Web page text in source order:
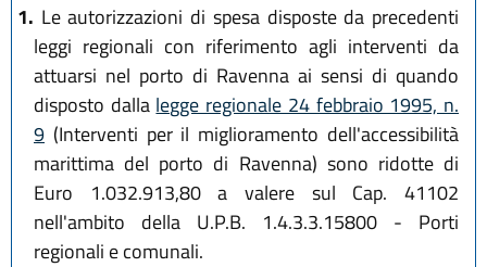
1. Le autorizzazioni di spesa disposte da precedenti
leggi regionali con riferimento agli interventi da
attuarsi nel porto di Ravenna ai sensi di quando
disposto dalla legge regionale 24 febbraio 1995, n.
9 (Interventi per il miglioramento dell'accessibilità
marittima del porto di Ravenna) sono ridotte di
Euro 1.032.913,80 a valere sul Cap. 41102
nell'ambito della U.P.B. 1.4.3.3.15800 - Porti
regionali e comunali.